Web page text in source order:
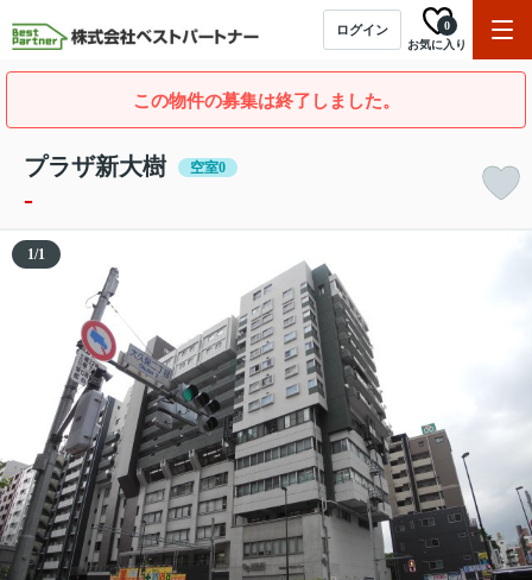
ログイン
お気に入り
0
この物件の募集は終了しました。
プラザ新大樹 空室0
-
1/1